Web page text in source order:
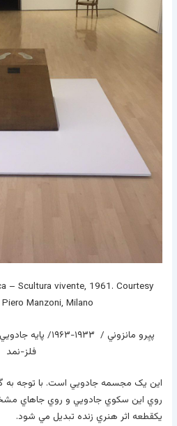
– Scultura vivente, 1961. Courtesy
Manzoni, Milano.
فلز-نمد
اين يک مجسمه جادويي است. با توجه به
روي اين سکوي جادويي و روي جاهاي
يکقطعه اثر هنري زنده تبديل مي شود.